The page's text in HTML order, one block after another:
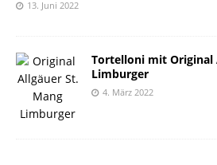
13. Juni 2022
Tortelloni mit Original
Limburger
4. März 2022